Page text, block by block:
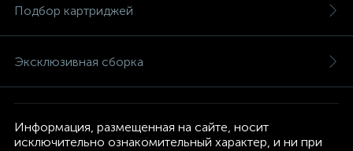
Подбор картриджей
Эксклюзивная сборка
Информация, размещенная на сайте, носит
исключительно ознакомительный характер, и ни при